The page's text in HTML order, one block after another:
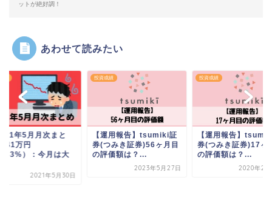
ットが絶好調！
あわせて読みたい
年5月月次まと
-41万円
）：今月は大
2021年5月30日
投資成績
【運用報告】tsumiki証
券(つみき証券)56ヶ月目
の評価額は？...
2023年5月27日
投資成績
【運用報告】
券(つみき証券)17ヶ
の評価額は？...
2020年2